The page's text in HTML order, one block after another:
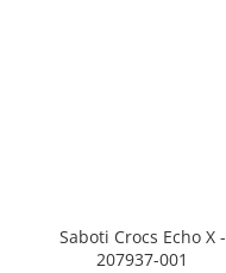
Saboti Crocs Echo X -
207937-001